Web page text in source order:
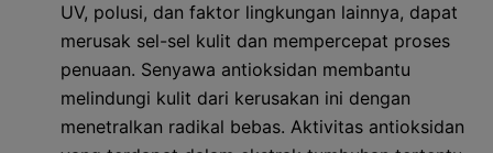
UV, polusi, dan faktor lingkungan lainnya, dapat
merusak sel-sel kulit dan mempercepat proses
penuaan. Senyawa antioksidan membantu
melindungi kulit dari kerusakan ini dengan
menetralkan radikal bebas. Aktivitas antioksidan